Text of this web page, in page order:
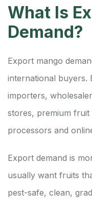
What Is
Demand?
Export mango
international buyers.
importers,
stores, premium
processors and
Export demand is
usually want fruits
pest-safe, clean,